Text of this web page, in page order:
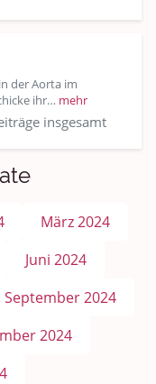
der Aorta im
ihr… mehr
insgesamt
März 2024
Juni 2024
September 2024
2024